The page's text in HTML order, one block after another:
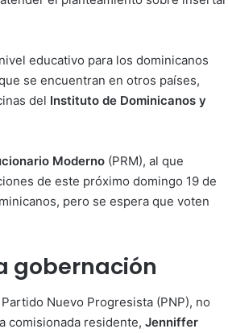
educativo para los dominicanos
se encuentran en otros países,
del Instituto de Dominicanos y
Moderno (PRM), al que
de este próximo domingo 19 de
pero se espera que voten
gobernación
Nuevo Progresista (PNP), no
comisionada residente, Jenniffer